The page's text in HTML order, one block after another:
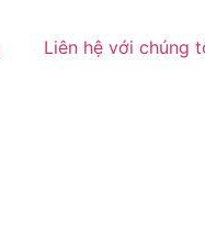
Liên hệ với chúng